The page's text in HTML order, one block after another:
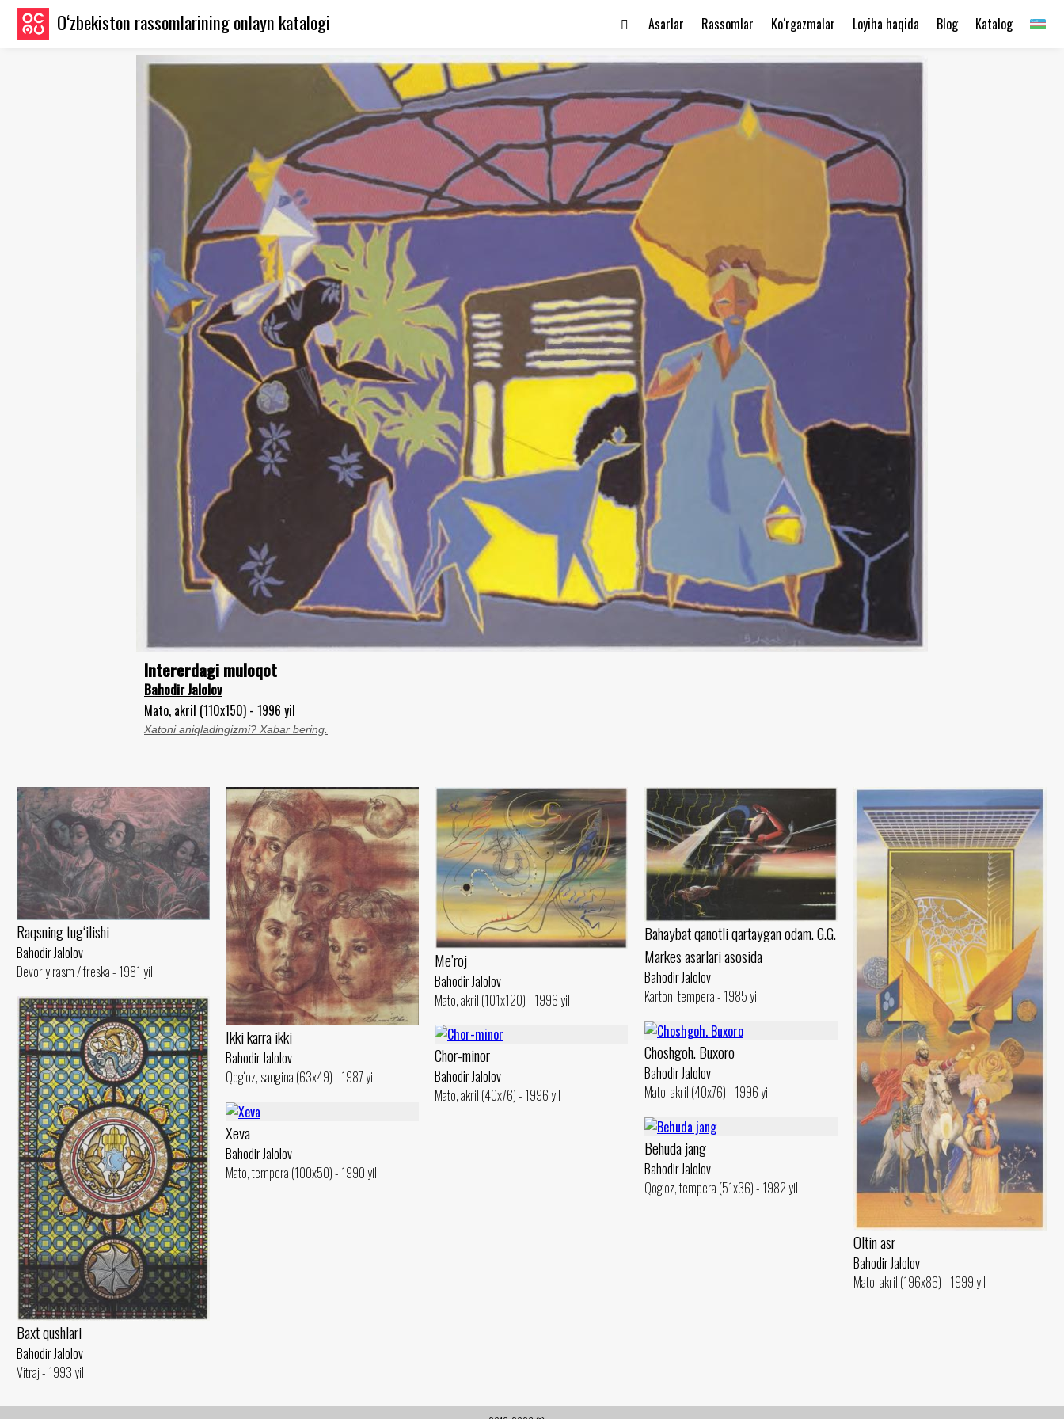
O‘zbekiston rassomlarining onlayn katalogi Katalog
Blog
Loyiha haqida
Ko‘rgazmalar
Rassomlar
Asarlar
Intererdagi muloqot
Bahodir Jalolov
Mato, akril (110x150) - 1996 yil
Xatoni aniqladingizmi? Xabar bering.
Raqsning tug‘ilishi
Bahodir Jalolov
Devoriy rasm / freska - 1981 yil
Ikki karra ikki
Bahodir Jalolov
Qog‘oz, sangina (63x49) - 1987 yil
Me’roj
Bahodir Jalolov
Mato, akril (101x120) - 1996 yil
Bahaybat qanotli qartaygan odam. G.G.
Markes asarlari asosida
Bahodir Jalolov
Karton. tempera - 1985 yil
Oltin asr
Bahodir Jalolov
Mato, akril (196x86) - 1999 yil
Baxt qushlari
Bahodir Jalolov
Vitraj - 1993 yil
Choshgoh. Buxoro
Bahodir Jalolov
Mato, akril (40x76) - 1996 yil
Chor-minor
Bahodir Jalolov
Mato, akril (40x76) - 1996 yil
Xeva
Bahodir Jalolov
Mato, tempera (100x50) - 1990 yil
Behuda jang
Bahodir Jalolov
Qog‘oz, tempera (51x36) - 1982 yil